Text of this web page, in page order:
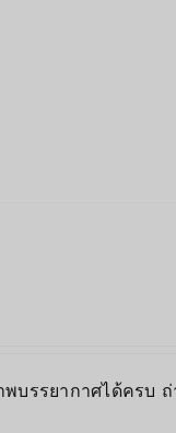
บรรยากาศได้ครบ